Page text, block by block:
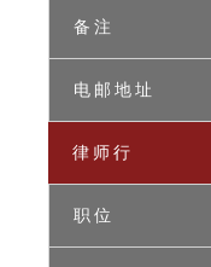
备 注
电 邮 地 址
律 师 行
职 位